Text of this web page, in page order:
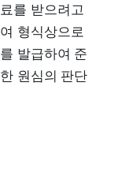
를 받으려고
형식상으로
발급하여 준
원심의 판단